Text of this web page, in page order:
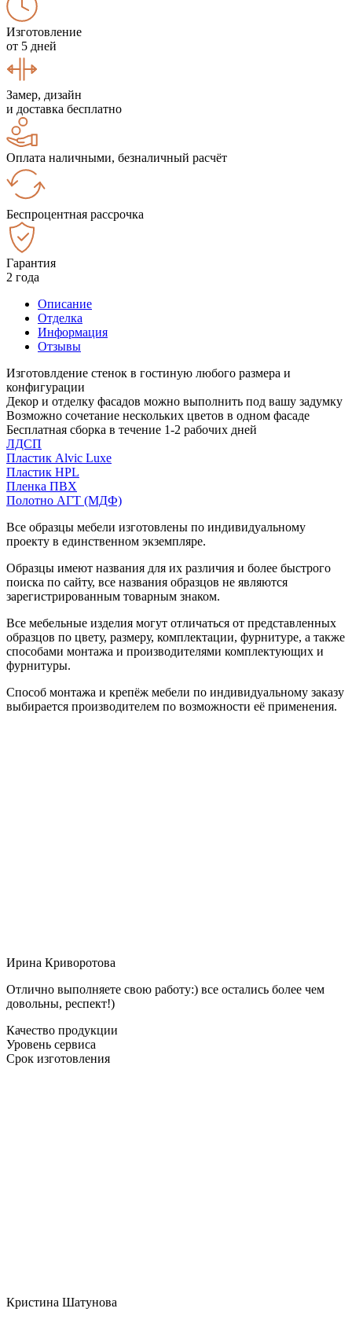
Изготовление
от 5 дней
Замер, дизайн
и доставка бесплатно
Оплата наличными, безналичный расчёт
Беспроцентная рассрочка
Гарантия
2 года
Описание
Отделка
Информация
Отзывы
Изготовлдение стенок в гостиную любого размера и
конфигурации
Декор и отделку фасадов можно выполнить под вашу задумку
Возможно сочетание нескольких цветов в одном фасаде
Бесплатная сборка в течение 1-2 рабочих дней
ЛДСП
Пластик Alvic Luxe
Пластик HPL
Пленка ПВХ
Полотно АГТ (МДФ)
Все образцы мебели изготовлены по индивидуальному
проекту в единственном экземпляре.
Образцы имеют названия для их различия и более быстрого
поиска по сайту, все названия образцов не являются
зарегистрированным товарным знаком.
Все мебельные изделия могут отличаться от представленных
образцов по цвету, размеру, комплектации, фурнитуре, а также
способами монтажа и производителями комплектующих и
фурнитуры.
Способ монтажа и крепёж мебели по индивидуальному заказу
выбирается производителем по возможности её применения.
Ирина Криворотова
Отлично выполняете свою работу:) все остались более чем
довольны, респект!)
Качество продукции
Уровень сервиса
Срок изготовления
Кристина Шатунова